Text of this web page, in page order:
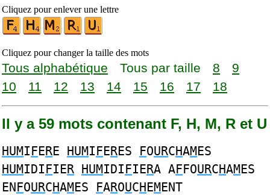
Cliquez pour enlever une lettre
Cliquez pour changer la taille des mots
Tous alphabétique Tous par taille 8
9
10
11 12 13 14 15 16 17 18
Il y a 59 mots contenant F, H, M, R et U
HUMIFERE HUMIFERES FOURCHAMES
HUMIDIFIER HUMIDIFIERA AFFOURCHAMES
ENFOURCHAMES FAROUCHEMENT